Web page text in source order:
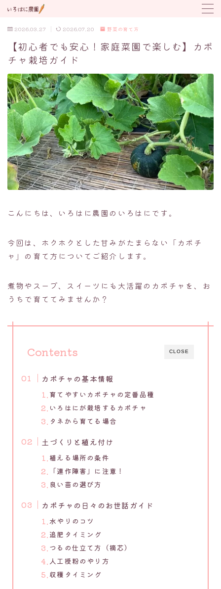
トラブル対応
植付け時期カレンダー
2026.03.27 2026.07.20 野菜の育て方
【初心者でも安心！家庭菜園で楽しむ】カボ
チャ栽培ガイド
こんにちは、いろはに農園のいろはにです。
今回は、ホクホクとした甘みがたまらない「カボチ
ャ」の育て方についてご紹介します。
煮物やスープ、スイーツにも大活躍のカボチャを、お
うちで育ててみませんか？
CLOSE
Contents
カボチャの基本情報
育てやすいカボチャの定番品種
いろはにが栽培するカボチャ
タネから育てる場合
土づくりと植え付け
植える場所の条件
「連作障害」に注意！
良い苗の選び方
カボチャの日々のお世話ガイド
水やりのコツ
追肥タイミング
つるの仕立て方（摘芯）
人工授粉のやり方
収穫タイミング